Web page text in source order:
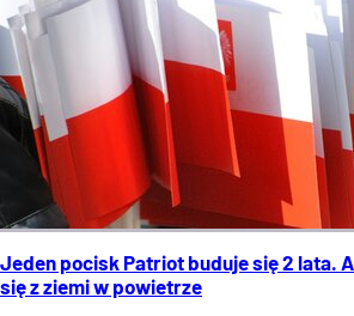
Jeden pocisk Patriot buduje się 2 lata.
się z ziemi w powietrze